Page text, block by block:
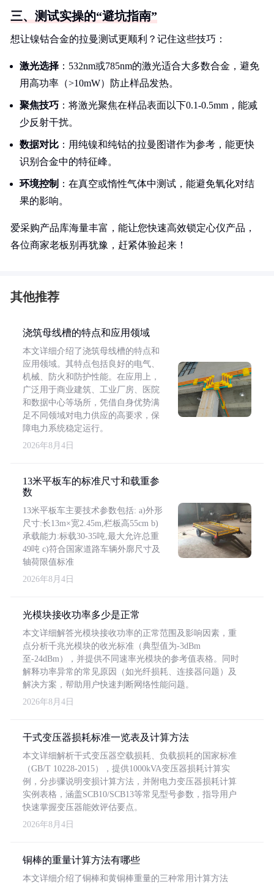
三、测试实操的“避坑指南”
想让镍钴合金的拉曼测试更顺利？记住这些技巧：
激光选择 ：532nm或785nm的激光适合大多数合金，避免
用高功率（>10mW）防止样品发热。
聚焦技巧 ：将激光聚焦在样品表面以下0.1-0.5mm，能减
少反射干扰。
数据对比 ：用纯镍和纯钴的拉曼图谱作为参考，能更快
识别合金中的特征峰。
环境控制 ：在真空或惰性气体中测试，能避免氧化对结
果的影响。
爱采购产品库海量丰富，能让您快速高效锁定心仪产品，
各位商家老板别再犹豫，赶紧体验起来！
其他推荐
浇筑母线槽的特点和应用领域
本文详细介绍了浇筑母线槽的特点和
应用领域。其特点包括良好的电气、
机械、防火和防护性能。在应用上，
广泛用于商业建筑、工业厂房、医院
和数据中心等场所，凭借自身优势满
足不同领域对电力供应的高要求，保
障电力系统稳定运行。
2026年8月4日
13米平板车的标准尺寸和载重参
数
13米平板车主要技术参数包括: a)外形
尺寸:长13m×宽2.45m,栏板高55cm b)
承载能力:标载30-35吨,最大允许总重
49吨 c)符合国家道路车辆外廓尺寸及
轴荷限值标准
2026年8月4日
光模块接收功率多少是正常
本文详细解答光模块接收功率的正常范围及影响因素，重
点分析千兆光模块的收光标准（典型值为-3dBm
至-24dBm），并提供不同速率光模块的参考值表格。同时
解释功率异常的常见原因（如光纤损耗、连接器问题）及
解决方案，帮助用户快速判断网络性能问题。
2026年8月4日
干式变压器损耗标准一览表及计算方法
本文详细解析干式变压器空载损耗、负载损耗的国家标准
（GB/T 10228-2015），提供1000kVA变压器损耗计算实
例，分步骤说明变损计算方法，并附电力变压器损耗计算
实例表格，涵盖SCB10/SCB13等常见型号参数，指导用户
快速掌握变压器能效评估要点。
2026年8月4日
铜棒的重量计算方法有哪些
本文详细介绍了铜棒和黄铜棒重量的三种常用计算方法